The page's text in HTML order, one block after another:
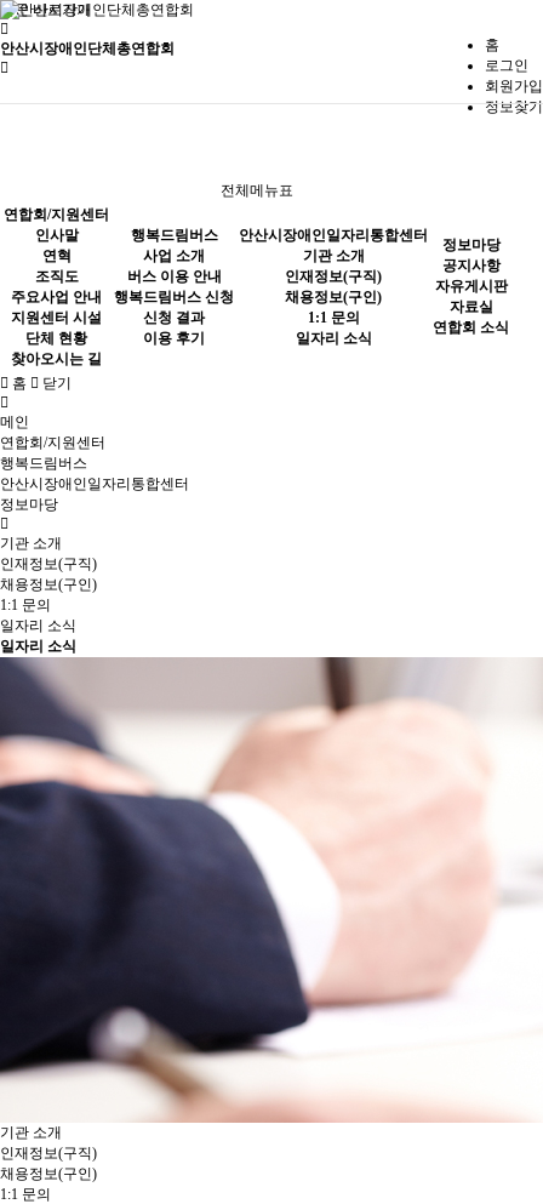
본문 바로가기
홈
로그인
회원가입
정보찾기
안산시장애인단체총연합회
행복드림버스
행복드림버스 신청
신청 결과
이용 후기
안산시장애인일자리통합센터
채용정보(구인)
1:1 문의
일자리 소식
정보마당
자료실
연합회 소식
전체메뉴표
연합회/지원센터
인사말
연혁
조직도
주요사업 안내
지원센터 시설
단체 현황
찾아오시는 길
행복드림버스
사업 소개
버스 이용 안내
행복드림버스 신청
신청 결과
이용 후기
안산시장애인일자리통합센터
기관 소개
인재정보(구직)
채용정보(구인)
1:1 문의
일자리 소식
정보마당
공지사항
자유게시판
자료실
연합회 소식
홈 닫기
메인
연합회/지원센터
행복드림버스
안산시장애인일자리통합센터
정보마당
기관 소개
인재정보(구직)
채용정보(구인)
1:1 문의
일자리 소식
일자리 소식
기관 소개
인재정보(구직)
채용정보(구인)
1:1 문의